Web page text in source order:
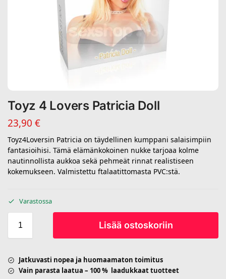
Toyz 4 Lovers Patricia Doll
23,90 €
Toyz4Loversin Patricia on täydellinen kumppani salaisimpiin
fantasioihisi. Tämä elämänkokoinen nukke tarjoaa kolme
nautinnollista aukkoa sekä pehmeät rinnat realistiseen
kokemukseen. Valmistettu ftalaatittomasta PVC:stä.
Varastossa
Lisää ostoskoriin
Jatkuvasti nopea ja huomaamaton toimitus
Vain parasta laatua – 100 % laadukkaat tuotteet